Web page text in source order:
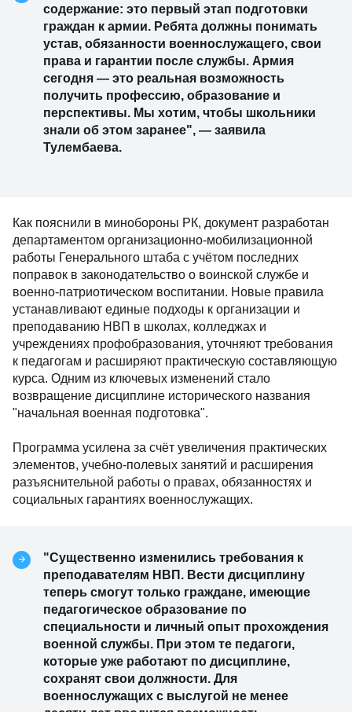
содержание: это первый этап подготовки
граждан к армии. Ребята должны понимать
устав, обязанности военнослужащего, свои
права и гарантии после службы. Армия
сегодня — это реальная возможность
получить профессию, образование и
перспективы. Мы хотим, чтобы школьники
знали об этом заранее", — заявила
Тулембаева.
Как пояснили в минобороны РК, документ разработан
департаментом организационно-мобилизационной
работы Генерального штаба с учётом последних
поправок в законодательство о воинской службе и
военно-патриотическом воспитании. Новые правила
устанавливают единые подходы к организации и
преподаванию НВП в школах, колледжах и
учреждениях профобразования, уточняют требования
к педагогам и расширяют практическую составляющую
курса. Одним из ключевых изменений стало
возвращение дисциплине исторического названия
"начальная военная подготовка".
Программа усилена за счёт увеличения практических
элементов, учебно-полевых занятий и расширения
разъяснительной работы о правах, обязанностях и
социальных гарантиях военнослужащих.
"Существенно изменились требования к
преподавателям НВП. Вести дисциплину
теперь смогут только граждане, имеющие
педагогическое образование по
специальности и личный опыт прохождения
военной службы. При этом те педагоги,
которые уже работают по дисциплине,
сохранят свои должности. Для
военнослужащих с выслугой не менее